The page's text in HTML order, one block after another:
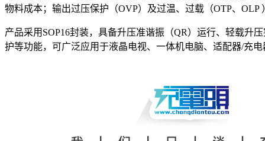
物料成本；输出过压保护（OVP）及过温、过载（OTP、
产品采用SOP16封装，具备升压准谐振（QR）运行、轻载
护等功能，可广泛应用于液晶电视、一体机电脑、适配器/充